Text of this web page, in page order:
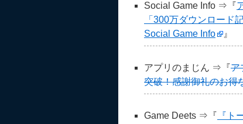
Social Game Info ⇒『
「300万ダウンロード
Social Game Info
』
アプリのまじん ⇒『ア
突破！感謝御礼のお得
Game Deets ⇒『 『ト